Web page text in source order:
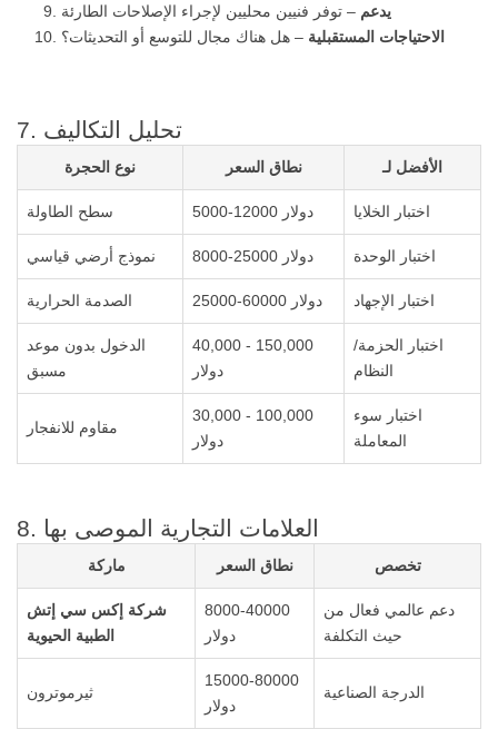
يدعم – توفر فنيين محليين لإجراء الإصلاحات الطارئة
الاحتياجات المستقبلية – هل هناك مجال للتوسع أو التحديثات؟
7. تحليل التكاليف
نوع الحجرة نطاق السعر الأفضل لـ
سطح الطاولة 5000-12000 دولار اختبار الخلايا
نموذج أرضي قياسي 8000-25000 دولار اختبار الوحدة
الصدمة الحرارية 25000-60000 دولار اختبار الإجهاد
الدخول بدون موعد
مسبق
40,000 - 150,000
دولار
اختبار الحزمة/
النظام
مقاوم للانفجار
30,000 - 100,000
دولار
اختبار سوء
المعاملة
8. العلامات التجارية الموصى بها
ماركة نطاق السعر تخصص
شركة إكس سي إتش
الطبية الحيوية
8000-40000
دولار
دعم عالمي فعال من
حيث التكلفة
ثيرموترون
15000-80000
دولار
الدرجة الصناعية